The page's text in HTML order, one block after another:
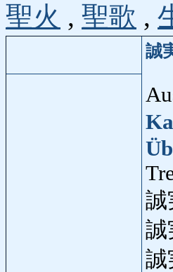
聖火 , 聖歌 ,
誠
誠
誠
誠